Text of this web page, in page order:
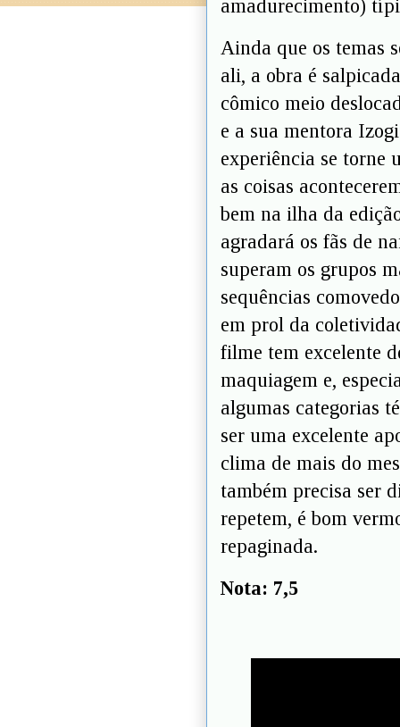
amadurecimento)
Ainda que os temas
ali, a obra é
cômico meio
e a sua mentora
experiência se torne
as coisas
bem na ilha da
agradará os fãs de
superam os grupos
sequências
em prol da
filme tem excelente
maquiagem e,
algumas categorias
ser uma excelente
clima de mais do
também precisa ser
repetem, é bom
repaginada.
Nota: 7,5